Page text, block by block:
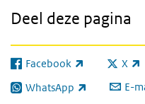
Deel deze pagina
Facebook
(externe link) X
WhatsApp
(externe link) E-